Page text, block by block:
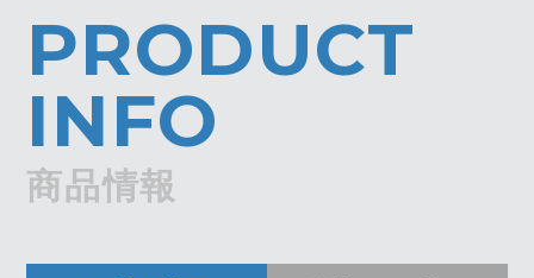
PRODUCT
INFO
商品情報